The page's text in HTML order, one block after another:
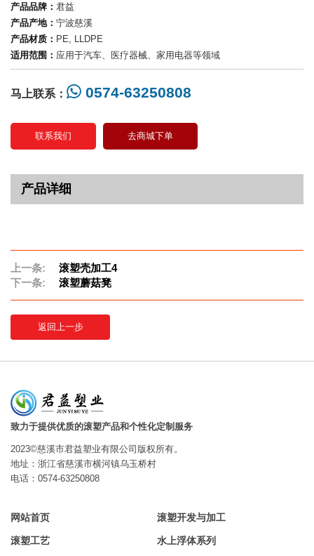
产品品牌： 君益
产品产地： 宁波慈溪
产品材质： PE, LLDPE
适用范围： 应用于汽车、医疗器械、家用电器等领域
马上联系： 0574-63250808
联系我们 去商城下单
产品详细
上一条:
滚塑壳加工4
下一条:
滚塑蘑菇凳
返回上一步
致力于提供优质的滚塑产品和个性化定制服务
2023©慈溪市君益塑业有限公司版权所有。
地址：浙江省慈溪市横河镇乌玉桥村
电话：0574-63250808
网站首页
滚塑工艺
滚塑开发与加工
水上浮体系列